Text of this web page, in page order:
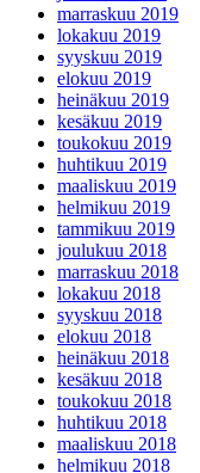
marraskuu 2019
lokakuu 2019
syyskuu 2019
elokuu 2019
heinäkuu 2019
kesäkuu 2019
toukokuu 2019
huhtikuu 2019
maaliskuu 2019
helmikuu 2019
tammikuu 2019
joulukuu 2018
marraskuu 2018
lokakuu 2018
syyskuu 2018
elokuu 2018
heinäkuu 2018
kesäkuu 2018
toukokuu 2018
huhtikuu 2018
maaliskuu 2018
helmikuu 2018